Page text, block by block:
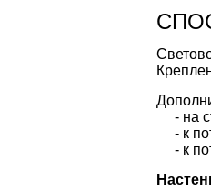
- на
- к
- к